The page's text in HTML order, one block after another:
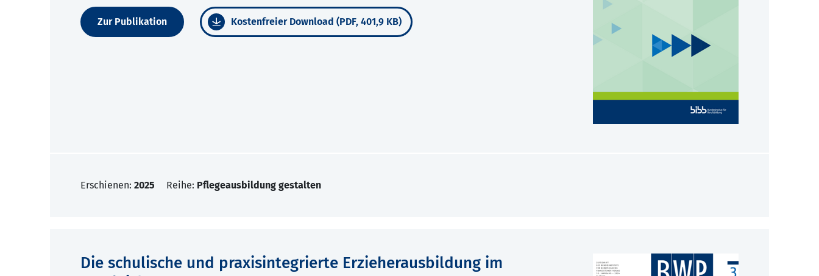
Zur Publikation Kostenfreier Download (PDF, 401,9 KB)
Erschienen: 2025 Reihe: Pflegeausbildung gestalten
Die schulische und praxisintegrierte Erzieherausbildung im